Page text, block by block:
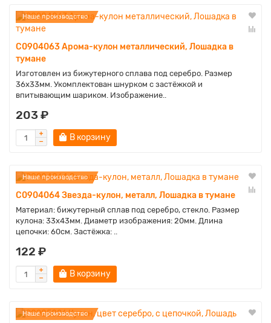
Наше производство
C0904063 Арома-кулон металлический, Лошадка в
тумане
Изготовлен из бижутерного сплава под серебро. Размер
36х33мм. Укомплектован шнурком с застёжкой и
впитывающим шариком. Изображение..
203 ₽
В корзину
Наше производство
C0904064 Звезда-кулон, металл, Лошадка в тумане
Материал: бижутерный сплав под серебро, стекло. Размер
кулона: 33х43мм. Диаметр изображения: 20мм. Длина
цепочки: 60см. Застёжка: ..
122 ₽
В корзину
Наше производство